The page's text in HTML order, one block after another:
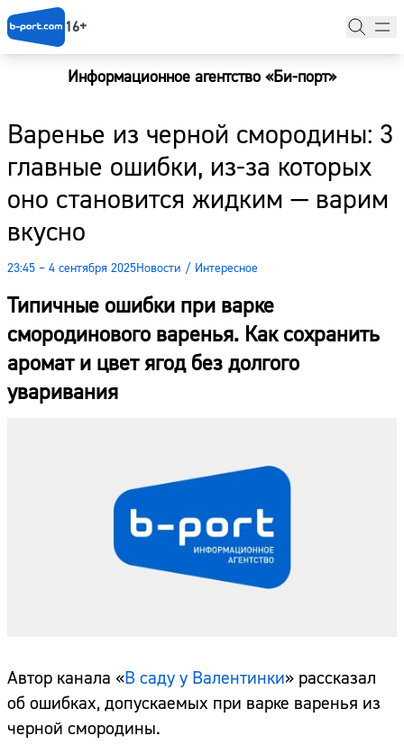
16+
Информационное агентство «Би-порт»
Варенье из черной смородины: 3
главные ошибки, из-за которых
оно становится жидким — варим
вкусно
23:45 – 4 сентября 2025Новости / Интересное
Типичные ошибки при варке
смородинового варенья. Как сохранить
аромат и цвет ягод без долгого
уваривания
Автор канала «В саду у Валентинки» рассказал
об ошибках, допускаемых при варке варенья из
черной смородины.
Новости
Наши гости
Фоторепортажи
Погода
Курсы валют